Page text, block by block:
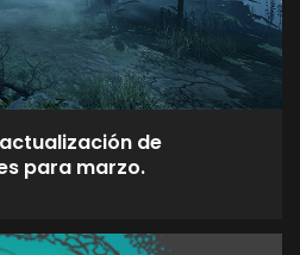
de
para marzo.